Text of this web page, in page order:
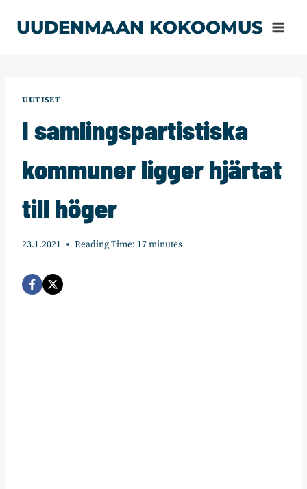
sisältöön
UUDENMAAN KOKOOMUS
UUTISET
I samlingspartistiska
kommuner ligger hjärtat
till höger
23.1.2021 Reading Time: 17minutes